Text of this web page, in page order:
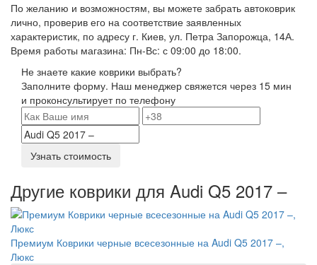
По желанию и возможностям, вы можете забрать автоковрик
лично, проверив его на соответствие заявленных
характеристик, по адресу г. Киев, ул. Петра Запорожца, 14А.
Время работы магазина: Пн-Вс: с 09:00 до 18:00.
Не знаете какие коврики выбрать?
Заполните форму. Наш менеджер свяжется через 15 мин
и проконсультирует по телефону
Узнать стоимость
Другие коврики для Audi Q5 2017 –
Премиум Коврики черные всесезонные на Audi Q5 2017 –,
Люкс